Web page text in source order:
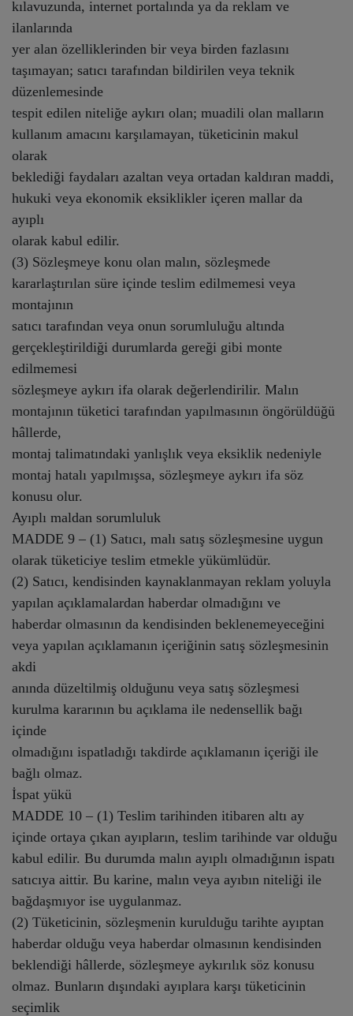
kılavuzunda, internet portalında ya da reklam ve
ilanlarında
yer alan özelliklerinden bir veya birden fazlasını
taşımayan; satıcı tarafından bildirilen veya teknik
düzenlemesinde
tespit edilen niteliğe aykırı olan; muadili olan malların
kullanım amacını karşılamayan, tüketicinin makul
olarak
beklediği faydaları azaltan veya ortadan kaldıran maddi,
hukuki veya ekonomik eksiklikler içeren mallar da
ayıplı
olarak kabul edilir.
(3) Sözleşmeye konu olan malın, sözleşmede
kararlaştırılan süre içinde teslim edilmemesi veya
montajının
satıcı tarafından veya onun sorumluluğu altında
gerçekleştirildiği durumlarda gereği gibi monte
edilmemesi
sözleşmeye aykırı ifa olarak değerlendirilir. Malın
montajının tüketici tarafından yapılmasının öngörüldüğü
hâllerde,
montaj talimatındaki yanlışlık veya eksiklik nedeniyle
montaj hatalı yapılmışsa, sözleşmeye aykırı ifa söz
konusu olur.
Ayıplı maldan sorumluluk
MADDE 9 – (1) Satıcı, malı satış sözleşmesine uygun
olarak tüketiciye teslim etmekle yükümlüdür.
(2) Satıcı, kendisinden kaynaklanmayan reklam yoluyla
yapılan açıklamalardan haberdar olmadığını ve
haberdar olmasının da kendisinden beklenemeyeceğini
veya yapılan açıklamanın içeriğinin satış sözleşmesinin
akdi
anında düzeltilmiş olduğunu veya satış sözleşmesi
kurulma kararının bu açıklama ile nedensellik bağı
içinde
olmadığını ispatladığı takdirde açıklamanın içeriği ile
bağlı olmaz.
İspat yükü
MADDE 10 – (1) Teslim tarihinden itibaren altı ay
içinde ortaya çıkan ayıpların, teslim tarihinde var olduğu
kabul edilir. Bu durumda malın ayıplı olmadığının ispatı
satıcıya aittir. Bu karine, malın veya ayıbın niteliği ile
bağdaşmıyor ise uygulanmaz.
(2) Tüketicinin, sözleşmenin kurulduğu tarihte ayıptan
haberdar olduğu veya haberdar olmasının kendisinden
beklendiği hâllerde, sözleşmeye aykırılık söz konusu
olmaz. Bunların dışındaki ayıplara karşı tüketicinin
seçimlik